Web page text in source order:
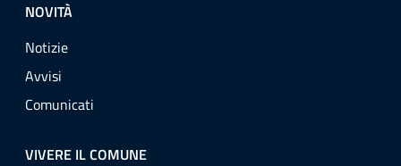
NOVITÀ
Notizie
Avvisi
Comunicati
VIVERE IL COMUNE